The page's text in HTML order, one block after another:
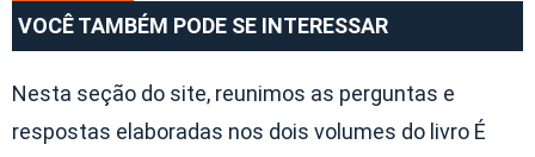
VOCÊ TAMBÉM PODE SE INTERESSAR
Nesta seção do site, reunimos as perguntas e
respostas elaboradas nos dois volumes do livro É